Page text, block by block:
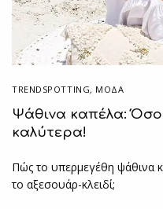
TRENDSPOTTING, ΜΟΔΑ
Ψάθινα καπέλα:
καλύτερα!
Πώς το υπερμεγέθη ψάθινα
το αξεσουάρ-κλειδί;